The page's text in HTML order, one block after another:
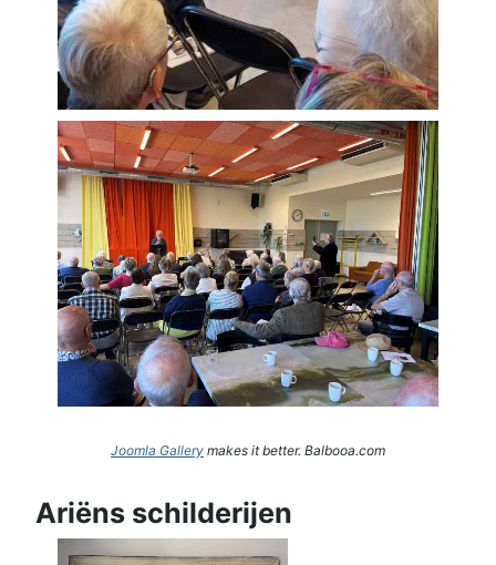
Joomla Gallery makes it better. Balbooa.com
Ariëns schilderijen